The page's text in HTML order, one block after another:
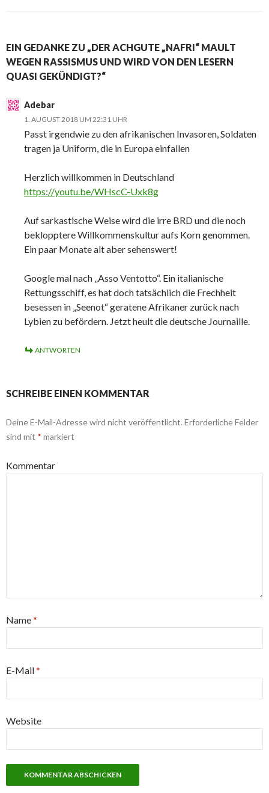
EIN GEDANKE ZU „DER ACHGUTE „NAFRI“ MAULT
WEGEN RASSISMUS UND WIRD VON DEN LESERN
QUASI GEKÜNDIGT?“
Adebar
1. AUGUST 2018 UM 22:31 UHR
Passt irgendwie zu den afrikanischen Invasoren, Soldaten
tragen ja Uniform, die in Europa einfallen
Herzlich willkommen in Deutschland
https://youtu.be/WHscC-Uxk8g
Auf sarkastische Weise wird die irre BRD und die noch
beklopptere Willkommenskultur aufs Korn genommen.
Ein paar Monate alt aber sehenswert!
Google mal nach „Asso Ventotto“. Ein italianische
Rettungsschiff, es hat doch tatsächlich die Frechheit
besessen in „Seenot“ geratene Afrikaner zurück nach
Lybien zu befördern. Jetzt heult die deutsche Journaille.
ANTWORTEN
SCHREIBE EINEN KOMMENTAR
Deine E-Mail-Adresse wird nicht veröffentlicht. Erforderliche Felder
sind mit * markiert
Kommentar
Name*
E-Mail*
Website